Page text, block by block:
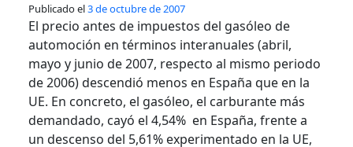
Publicado el3 de octubre de 2007
El precio antes de impuestos del gasóleo de
automoción en términos interanuales (abril,
mayo y junio de 2007, respecto al mismo periodo
de 2006) descendió menos en España que en la
UE. En concreto, el gasóleo, el carburante más
demandado, cayó el 4,54% en España, frente a
un descenso del 5,61% experimentado en la UE,